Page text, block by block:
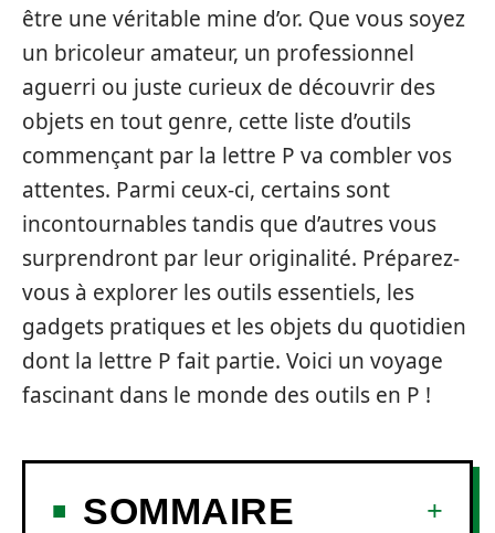
être une véritable mine d’or. Que vous soyez
un bricoleur amateur, un professionnel
aguerri ou juste curieux de découvrir des
objets en tout genre, cette liste d’outils
commençant par la lettre P va combler vos
attentes. Parmi ceux-ci, certains sont
incontournables tandis que d’autres vous
surprendront par leur originalité. Préparez-
vous à explorer les outils essentiels, les
gadgets pratiques et les objets du quotidien
dont la lettre P fait partie. Voici un voyage
fascinant dans le monde des outils en P !
SOMMAIRE